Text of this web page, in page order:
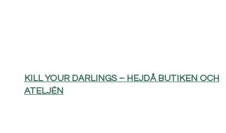
KILL YOUR DARLINGS – HEJDÅ BUTIKEN OCH
ATELJÉN